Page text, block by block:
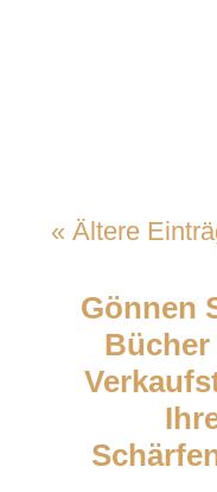
« Ältere
Gönnen
Bücher